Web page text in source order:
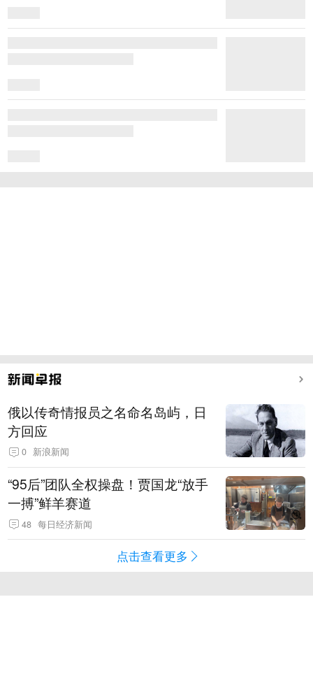
俄以传奇情报员之名命名岛屿，日
方回应
0 新浪新闻
“95后”团队全权操盘！贾国龙“放手
一搏”鲜羊赛道
48 每日经济新闻
点击查看更多